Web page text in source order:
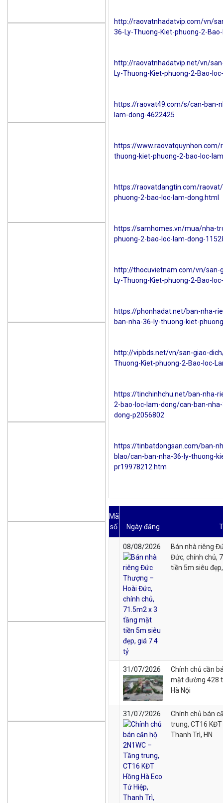
http://raovatnhadatvip.com/vn/
36-Ly-Thuong-Kiet-phuong-2-
http://raovatnhadatvip.net/vn/
Ly-Thuong-Kiet-phuong-2-Bao-
https://raovat49.com/s/can-ban-
lam-dong-4622425
https://
thuong-kiet-phuong-2-bao-loc-
https://raovatdangtin.com/
phuong-2-bao-loc-lam-dong.html
https://samhomes.vn/mua/nha-
phuong-2-bao-loc-lam-dong-
http://thocuvietnam.com/vn/san-
Ly-Thuong-Kiet-phuong-2-Bao-
https://phonhadat.net/ban-nha-
ban-nha-36-ly-thuong-kiet-
http://vipbds.net/vn/san-giao-
Thuong-Kiet-phuong-2-Bao-loc-
https://tinchinhchu.net/ban-nha-
2-bao-loc-lam-dong/can-ban-
dong-p2056802
https://tinbatdongsan.com/ban-
blao/can-ban-nha-36-ly-thuong-
pr19978212.htm
Mã
số
Ngày đăng
08/08/2026
Bán nhà riêng
Đức, chính chủ,
tiền 5m siêu
31/07/2026
Chính chủ cần
mặt đường 428
Hà Nội
31/07/2026
Chính chủ bán
trung, CT16 KĐT
Thanh Trì, HN